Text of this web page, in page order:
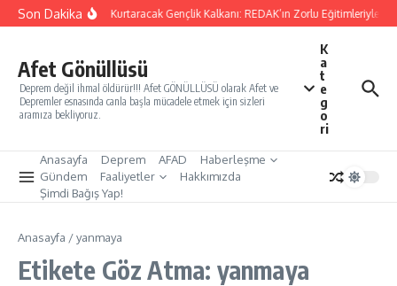
İçeriğe atla
Son DakikaYarınları Kurtaracak Gençlik Kalkanı: REDAK’ın Zorlu Eğitimleriyle
Afet Gönüllüsü
Deprem değil ihmal öldürür!!! Afet GÖNÜLLÜSÜ olarak Afet ve
Depremler esnasında canla başla mücadele etmek için sizleri
aramıza bekliyoruz.
K
a
t
e
g
o
ri
Anasayfa Deprem AFAD
Haberleşme
Gündem
Faaliyetler
Hakkımızda
Şimdi Bağış Yap!
Anasayfa /yanmaya
Etikete Göz Atma: yanmaya